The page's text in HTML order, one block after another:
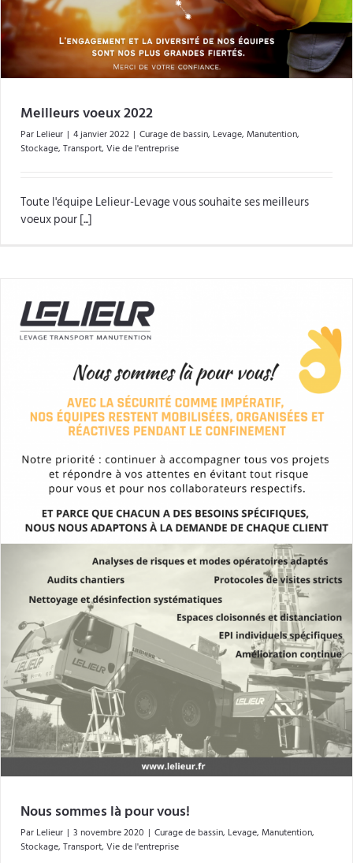
Meilleurs voeux 2022
Par Lelieur | 4 janvier 2022 | Curage de bassin, Levage, Manutention,
Stockage, Transport, Vie de l'entreprise
Toute l'équipe Lelieur-Levage vous souhaite ses meilleurs
voeux pour [...]
Nous sommes là pour vous!
Par Lelieur | 3 novembre 2020 | Curage de bassin, Levage, Manutention,
Stockage, Transport, Vie de l'entreprise